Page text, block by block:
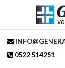
0522 514251